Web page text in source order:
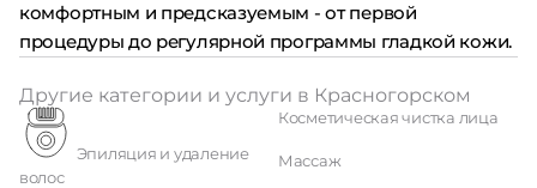
комфортным и предсказуемым - от первой
процедуры до регулярной программы гладкой кожи.
Другие категории и услуги в Красногорском
волос
Косметическая чистка лица
Массаж